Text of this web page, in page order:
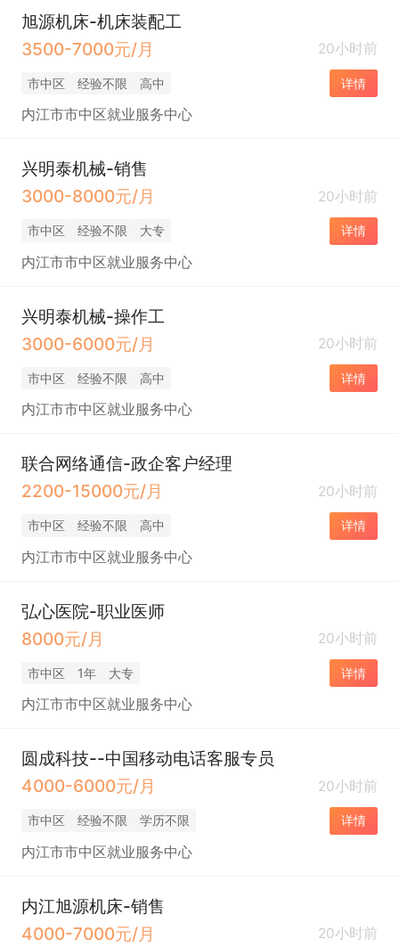
旭源机床-机床装配工
3500-7000元/月
20小时前
市中区 经验不限 高中 详情
内江市市中区就业服务中心
兴明泰机械-销售
3000-8000元/月
20小时前
市中区 经验不限 大专 详情
内江市市中区就业服务中心
兴明泰机械-操作工
3000-6000元/月
20小时前
市中区 经验不限 高中 详情
内江市市中区就业服务中心
联合网络通信-政企客户经理
2200-15000元/月
20小时前
市中区 经验不限 高中 详情
内江市市中区就业服务中心
弘心医院-职业医师
8000元/月
20小时前
市中区 1年 大专 详情
内江市市中区就业服务中心
圆成科技--中国移动电话客服专员
4000-6000元/月
20小时前
市中区 经验不限 学历不限 详情
内江市市中区就业服务中心
内江旭源机床-销售
4000-7000元/月
20小时前